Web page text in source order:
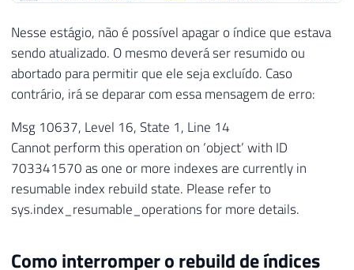
Nesse estágio, não é possível apagar o índice que estava
sendo atualizado. O mesmo deverá ser resumido ou
abortado para permitir que ele seja excluído. Caso
contrário, irá se deparar com essa mensagem de erro:
Msg 10637, Level 16, State 1, Line 14
Cannot perform this operation on ‘object’ with ID
703341570 as one or more indexes are currently in
resumable index rebuild state. Please refer to
sys.index_resumable_operations for more details.
Como interromper o rebuild de índices